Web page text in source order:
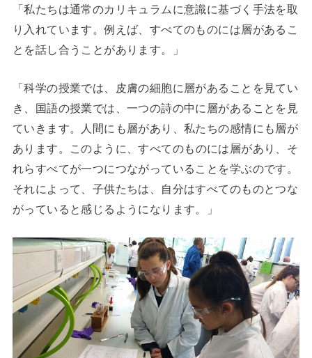
「私たちは通常のカリキュラムに意識に基づく手法を取
り入れています。例えば、すべてのものには層があるこ
とを話し合うことがあります。」
「科学の授業では、皮膚の細胞に層があることを見てい
き、国語の授業では、一つの詩の中に層があることを見
ていきます。人間にも層があり、私たちの感情にも層が
あります。このように、すべてのものには層があり、そ
れらすべてが一つにつながっていることを学ぶのです。
それによって、子供たちは、自分はすべてのものとつな
がっていると感じるようになります。
」